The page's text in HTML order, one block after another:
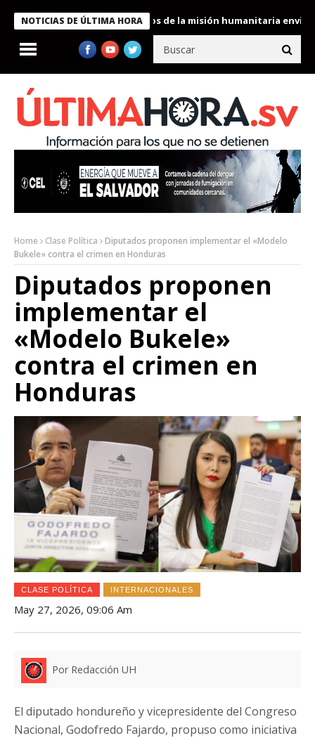
NOTICIAS DE ÚLTIMA HORA
condecora a miembros de la misión humanitaria enviada a
Home Clase Política
Diputados proponen implementar el «Modelo
Bukele» contra el crimen en Honduras
Diputados proponen
implementar el
«Modelo Bukele»
contra el crimen en
Honduras
CLASE POLÍTICA INTERNACIONALES
May 27, 2026, 09:06 Am
Por Redacción UH
El diputado hondureño y vicepresidente del Congreso
Nacional, Godofredo Fajardo, propuso como iniciativa